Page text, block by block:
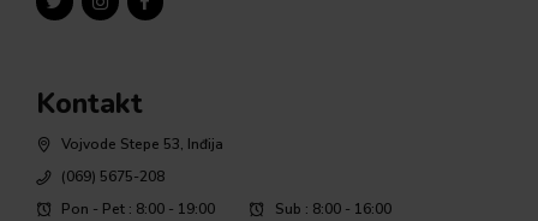
Kontakt
Vojvode Stepe 53, Inđija
(069) 5675-208
Pon - Pet : 8:00 - 19:00
Sub : 8:00 - 16:00